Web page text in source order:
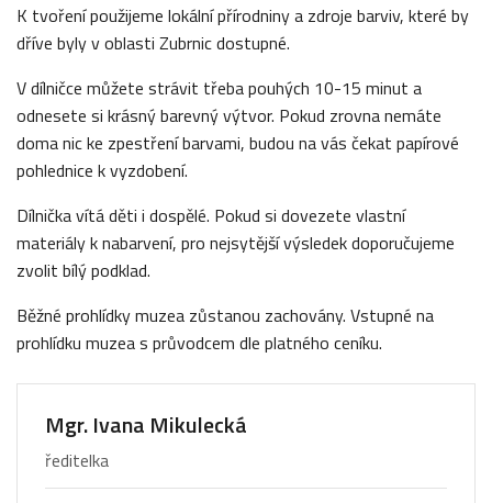
K tvoření použijeme lokální přírodniny a zdroje barviv, které by
dříve byly v oblasti Zubrnic dostupné.
V dílničce můžete strávit třeba pouhých 10-15 minut a
odnesete si krásný barevný výtvor. Pokud zrovna nemáte
doma nic ke zpestření barvami, budou na vás čekat papírové
pohlednice k vyzdobení.
Dílnička vítá děti i dospělé. Pokud si dovezete vlastní
materiály k nabarvení, pro nejsytější výsledek doporučujeme
zvolit bílý podklad.
Běžné prohlídky muzea zůstanou zachovány. Vstupné na
prohlídku muzea s průvodcem dle platného ceníku.
Mgr. Ivana Mikulecká
ředitelka